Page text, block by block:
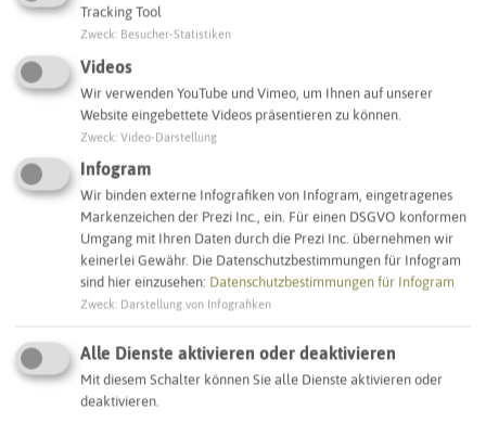
Adresse:
Sirene Bushaltestelle Eppendorfer Straße
Eppendorfer Straße 10
45721 Haltern am See
Interaktive Karte
SCHLAGWORTE
So ordnen wir dieses Objekt ein
Sirenenstandorte Haltern am See
Tracking Tool
Zweck Besucher-Statistiken
Videos
Wir verwenden YouTube und Vimeo, um Ihnen auf unserer
Website eingebettete Videos präsentieren zu können.
Zweck Video-Darstellung
Infogram
Wir binden externe Infografiken von Infogram, eingetragenes
Markenzeichen der Prezi Inc., ein. Für einen DSGVO konformen
Umgang mit Ihren Daten durch die Prezi Inc. übernehmen wir
keinerlei Gewähr. Die Datenschutzbestimmungen für Infogram
sind hier einzusehen: Datenschutzbestimmungen für Infogram
Zweck Darstellung von Infografiken
Alle Dienste aktivieren oder deaktivieren
Mit diesem Schalter können Sie alle Dienste aktivieren oder
deaktivieren.